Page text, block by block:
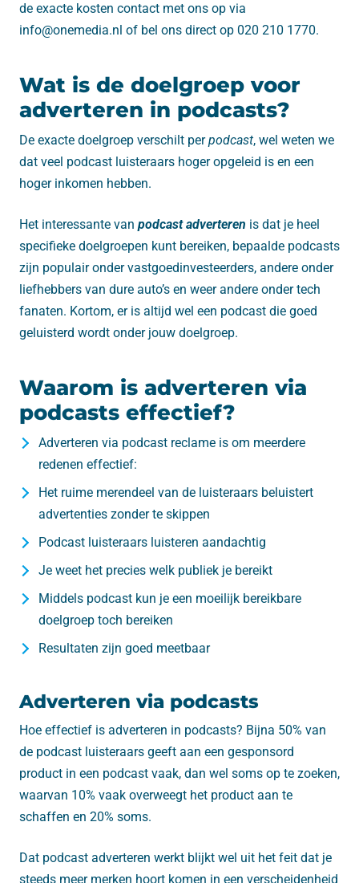
de exacte kosten contact met ons op via
info@onemedia.nl of bel ons direct op 020 210 1770.
Wat is de doelgroep voor
adverteren in podcasts?
De exacte doelgroep verschilt perpodcast, wel weten we
dat veel podcast luisteraars hoger opgeleid is en een
hoger inkomen hebben.
Het interessante van podcast adverteren is dat je heel
specifieke doelgroepen kunt bereiken, bepaalde podcasts
zijn populair onder vastgoedinvesteerders, andere onder
liefhebbers van dure auto’s en weer andere onder tech
fanaten. Kortom, er is altijd wel een podcast die goed
geluisterd wordt onder jouw doelgroep.
Waarom is adverteren via
podcasts effectief?
Adverteren via podcast reclame is om meerdere
redenen effectief:
Het ruime merendeel van de luisteraars beluistert
advertenties zonder te skippen
Podcast luisteraars luisteren aandachtig
Je weet het precies welk publiek je bereikt
Middels podcast kun je een moeilijk bereikbare
doelgroep toch bereiken
Resultaten zijn goed meetbaar
Adverteren via podcasts
Hoe effectief is adverteren in podcasts? Bijna 50% van
de podcast luisteraars geeft aan een gesponsord
product in een podcast vaak, dan wel soms op te zoeken,
waarvan 10% vaak overweegt het product aan te
schaffen en 20% soms.
Dat podcast adverteren werkt blijkt wel uit het feit dat je
steeds meer merken hoort komen in een verscheidenheid